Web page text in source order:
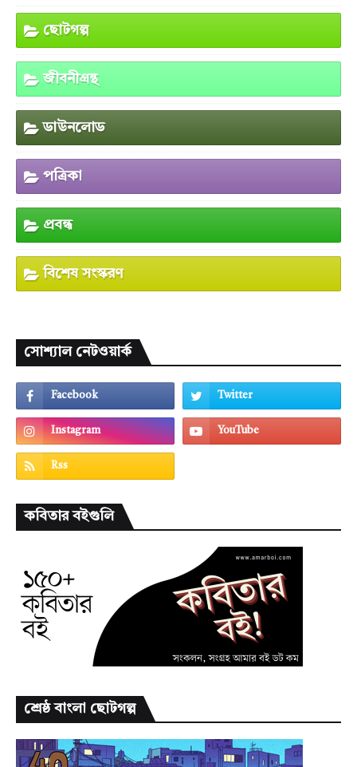
ছোটগল্প
জীবনীগ্রন্থ
ডাউনলোড
পত্রিকা
প্রবন্ধ
বিশেষ সংস্করণ
সোশ্যাল নেটওয়ার্ক
কবিতার বইগুলি
শ্রেষ্ঠ বাংলা ছোটগল্প